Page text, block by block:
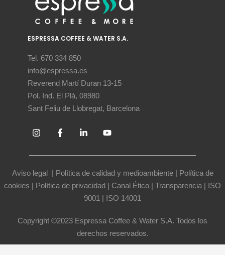
ESPRESSA COFFEE & WATER S.A.
Tel. 670 334 850
info@espressa.es
Reverend Martí Duran 13-15
Pol. Ind. El Plà, 08980
Sant Feliu de Llobregat, Barcelona
Aviso legal | Política de calidad y medioambiente| Política de
cookies | Política de privacidad | Canal Ético | Transparencia | ISO
9001 | ISO 14001
Copyright ©2023 Espressa Coffee & Water S.A. Todos los
derechos reservados.